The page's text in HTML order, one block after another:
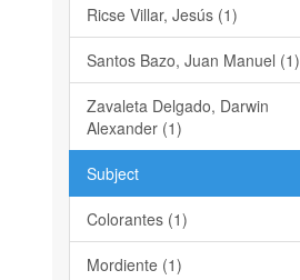
Ricse Villar, Jesús (1)
Santos Bazo, Juan Manuel (1)
Zavaleta Delgado, Darwin
Alexander (1)
Subject
Colorantes (1)
Mordiente (1)